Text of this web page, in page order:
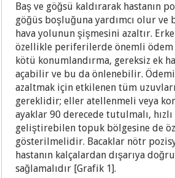
Baş ve göğsü kaldırarak hastanın
göğüs boşluğuna yardımcı olur ve
hava yolunun şişmesini azaltır.
özellikle periferilerde önemli
kötü konumlandırma, gereksiz ek
açabilir ve bu da önlenebilir.
azaltmak için etkilenen tüm
gereklidir; eller atellenmeli veya
ayaklar 90 derecede tutulmalı,
geliştirebilen topuk bölgesine de
gösterilmelidir. Bacaklar nötr
hastanın kalçalardan dışarıya
sağlamalıdır [Grafik 1].